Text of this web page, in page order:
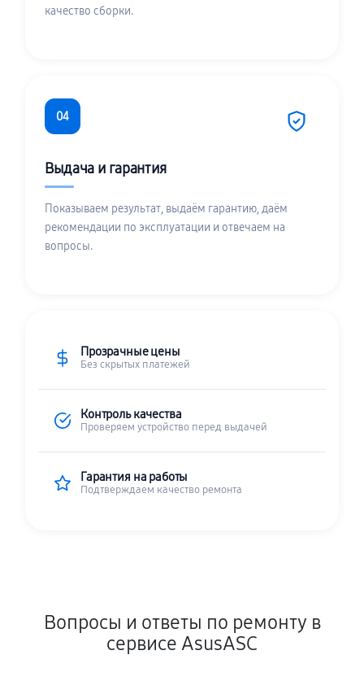
качество сборки.
04
Выдача и гарантия
Показываем результат, выдаём гарантию, даём
рекомендации по эксплуатации и отвечаем на
вопросы.
Прозрачные цены
Без скрытых платежей
Контроль качества
Проверяем устройство перед выдачей
Гарантия на работы
Подтверждаем качество ремонта
Вопросы и ответы по ремонту в
сервисе AsusASC